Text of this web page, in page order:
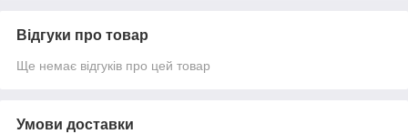
Відгуки про товар
Ще немає відгуків про цей товар
Умови доставки